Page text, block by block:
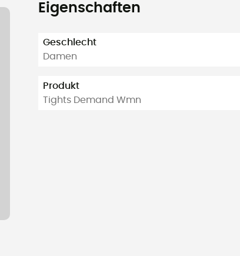
Eigenschaften
Geschlecht
Damen
Produkt
Tights Demand Wmn